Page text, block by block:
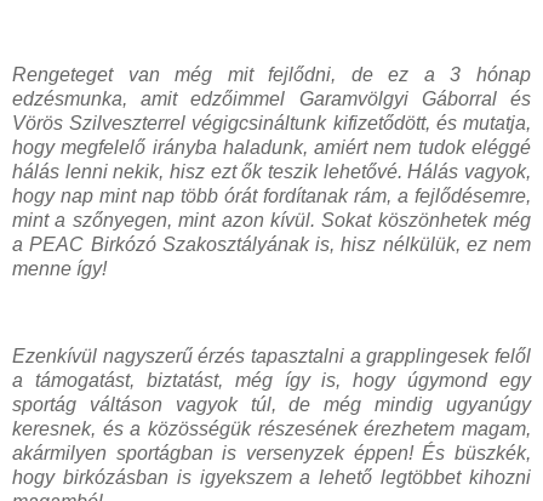
Rengeteget van még mit fejlődni, de ez a 3 hónap
edzésmunka, amit edzőimmel Garamvölgyi Gáborral és
Vörös Szilveszterrel végigcsináltunk kifizetődött, és mutatja,
hogy megfelelő irányba haladunk, amiért nem tudok eléggé
hálás lenni nekik, hisz ezt ők teszik lehetővé. Hálás vagyok,
hogy nap mint nap több órát fordítanak rám, a fejlődésemre,
mint a szőnyegen, mint azon kívül. Sokat köszönhetek még
a PEAC Birkózó Szakosztályának is, hisz nélkülük, ez nem
menne így!
Ezenkívül nagyszerű érzés tapasztalni a grapplingesek felől
a támogatást, biztatást, még így is, hogy úgymond egy
sportág váltáson vagyok túl, de még mindig ugyanúgy
keresnek, és a közösségük részesének érezhetem magam,
akármilyen sportágban is versenyzek éppen! És büszkék,
hogy birkózásban is igyekszem a lehető legtöbbet kihozni